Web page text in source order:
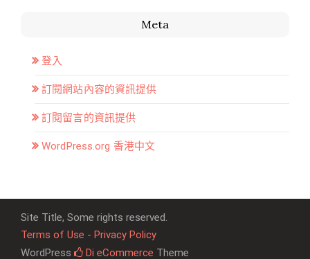
Meta
登入
訂閱網站內容的資訊提供
訂閱留言的資訊提供
WordPress.org 香港中文
Site Title, Some rights reserved.
Terms of Use - Privacy Policy
WordPress
Di eCommerce Theme